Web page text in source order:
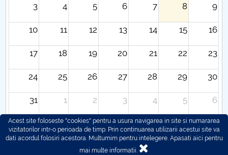
3 4 5 6 7 8 9
10 11 12 13 14 15 16
17 18 19 20 21 22 23
24 25 26 27 28 29 30
31 1 2 3 4 5 6
Acest site foloseste "cookies" pentru a usura navigarea in site si numararea
vizitatorilor intr-o perioada de timp. Prin continuarea utilizarii acestui site va
dati acordul folosiri acestora. Multumim pentru intelegere. Apasati aici pentru
mai multe informatii.